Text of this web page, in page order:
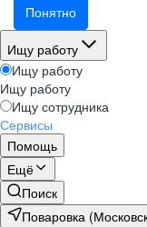
Понятно
Ищу работу
Ищу работу
Ищу работу
Ищу сотрудника
Сервисы
Помощь
Ещё
Поиск
Поваровка